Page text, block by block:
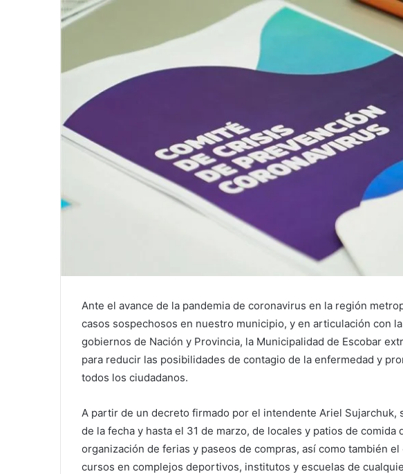
Ante el avance de la pandemia de coronavirus en la región
casos sospechosos en nuestro municipio, y en articulación con
gobiernos de Nación y Provincia, la Municipalidad de Escobar
para reducir las posibilidades de contagio de la enfermedad y
todos los ciudadanos.
A partir de un decreto firmado por el intendente Ariel Sujarchuk,
de la fecha y hasta el 31 de marzo, de locales y patios de comida
organización de ferias y paseos de compras, así como también
cursos en complejos deportivos, institutos y escuelas de